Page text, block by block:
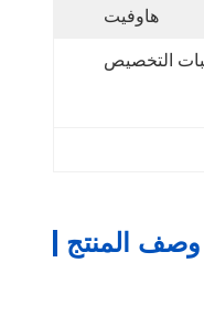
هاوفيت
التخصيص
وصف المنتج